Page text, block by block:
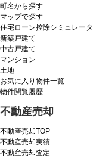
町名から探す
マップで探す
住宅ローン控除シミュレータ
新築戸建て
中古戸建て
マンション
土地
お気に入り物件一覧
物件閲覧履歴
不動産売却
不動産売却TOP
不動産売却実績
不動産売却査定